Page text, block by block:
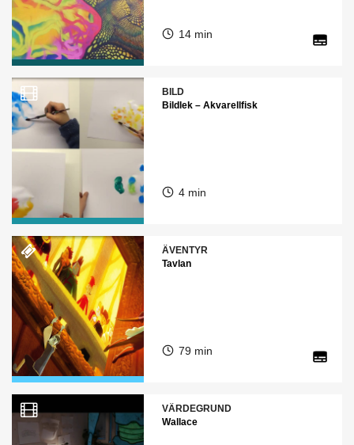
14 min
BILD
Bildlek – Akvarellfisk
4 min
ÄVENTYR
Tavlan
79 min
VÄRDEGRUND
Wallace